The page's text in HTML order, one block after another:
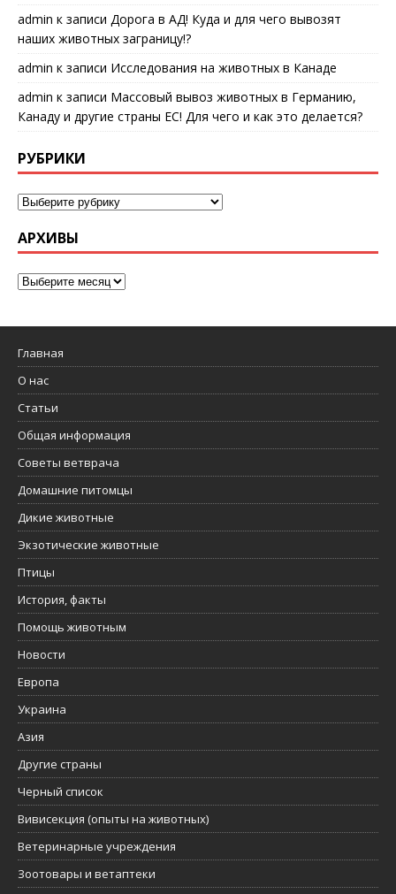
admin к записи Дорога в АД! Куда и для чего вывозят
наших животных заграницу!?
admin к записи Исследования на животных в Канаде
admin к записи Массовый вывоз животных в Германию,
Канаду и другие страны ЕС! Для чего и как это делается?
РУБРИКИ
АРХИВЫ
Главная
О нас
Статьи
Общая информация
Советы ветврача
Домашние питомцы
Дикие животные
Экзотические животные
Птицы
История, факты
Помощь животным
Новости
Европа
Украина
Азия
Другие страны
Черный список
Вивисекция (опыты на животных)
Ветеринарные учреждения
Зоотовары и ветаптеки